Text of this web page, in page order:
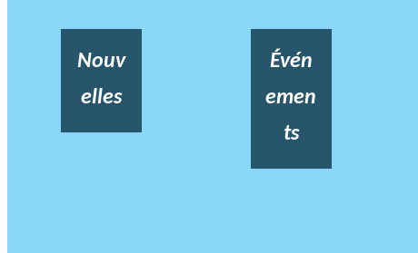
Nouv
elles
Évén
emen
ts